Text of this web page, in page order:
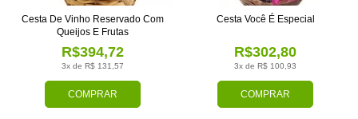
COMPRAR
3x de R$ 131,57
R$394,72
Cesta De Vinho Reservado Com
Queijos E Frutas
COMPRAR
3x de R$ 100,93
R$302,80
Cesta Você É Especial